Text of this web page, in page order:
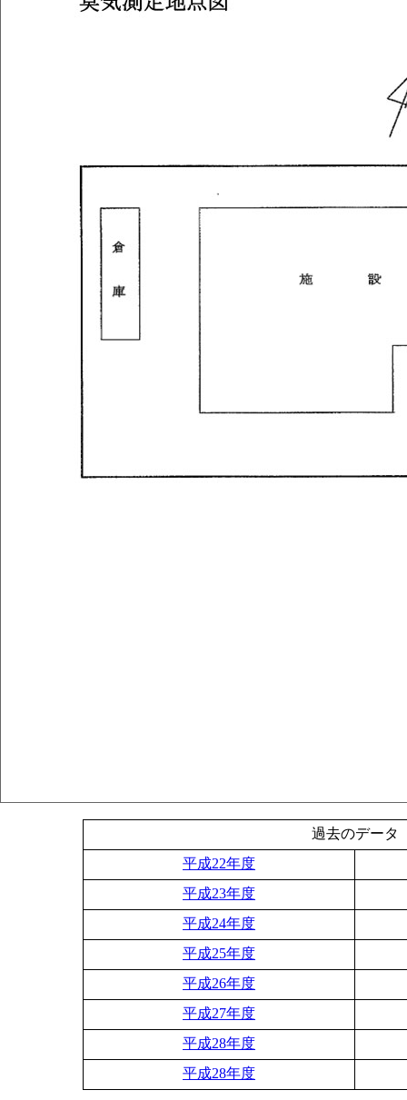
過去のデータ
平成22年度
平成23年度
平成24年度
平成25年度
平成26年度
平成27年度
平成28年度
平成28年度